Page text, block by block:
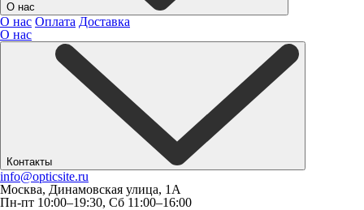
О нас
О нас Оплата Доставка
О нас
Контакты
info@opticsite.ru
Москва, Динамовская улица, 1А
Пн-пт 10:00–19:30, Сб 11:00–16:00